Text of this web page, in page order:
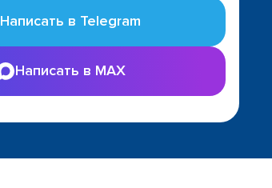
Написать в Telegram
Написать в MAX